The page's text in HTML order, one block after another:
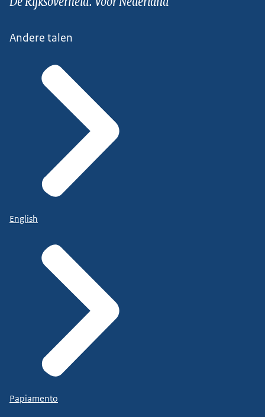
Andere talen
English
Papiamento